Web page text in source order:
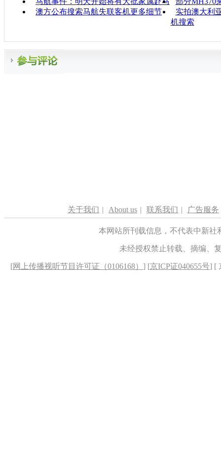
澳方公布搜索马航失联客机更多细节
实拍澳大利
机搜索
关于我们 | About us | 联系我们 | 广告服务
本网站所刊载信息，不代表中新
未经授权禁止转载、摘编、
[网上传播视听节目许可证（0106168） ] [京ICP证040655号] [